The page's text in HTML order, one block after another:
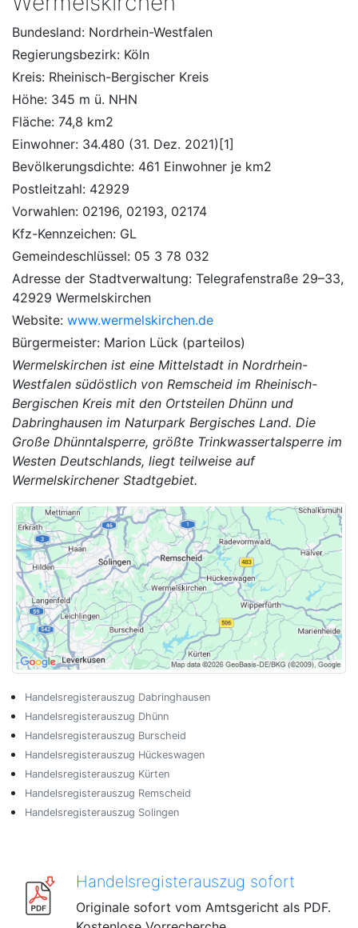
Bundesland: Nordrhein-Westfalen
Regierungsbezirk: Köln
Kreis: Rheinisch-Bergischer Kreis
Höhe: 345 m ü. NHN
Fläche: 74,8 km2
Einwohner: 34.480 (31. Dez. 2021)[1]
Bevölkerungsdichte: 461 Einwohner je km2
Postleitzahl: 42929
Vorwahlen: 02196, 02193, 02174
Kfz-Kennzeichen: GL
Gemeindeschlüssel: 05 3 78 032
Adresse der Stadtverwaltung: Telegrafenstraße 29–33,
42929 Wermelskirchen
Website: www.wermelskirchen.de
Bürgermeister: Marion Lück (parteilos)
Wermelskirchen ist eine Mittelstadt in Nordrhein-
Westfalen südöstlich von Remscheid im Rheinisch-
Bergischen Kreis mit den Ortsteilen Dhünn und
Dabringhausen im Naturpark Bergisches Land. Die
Große Dhünntalsperre, größte Trinkwassertalsperre im
Westen Deutschlands, liegt teilweise auf
Wermelskirchener Stadtgebiet.
Handelsregisterauszug Dabringhausen
Handelsregisterauszug Dhünn
Handelsregisterauszug Burscheid
Handelsregisterauszug Hückeswagen
Handelsregisterauszug Kürten
Handelsregisterauszug Remscheid
Handelsregisterauszug Solingen
Handelsregisterauszug sofort
Originale sofort vom Amtsgericht als PDF.